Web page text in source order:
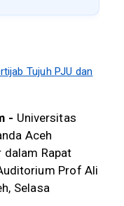
Tujuh PJU dan
- Universitas
Aceh
dalam Rapat
Prof Ali
Selasa